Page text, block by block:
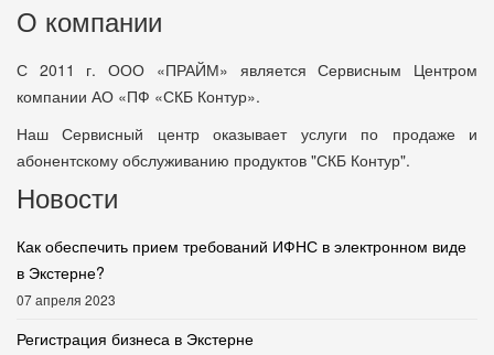
О компании
С 2011 г. ООО «ПРАЙМ» является Сервисным Центром
компании АО «ПФ «СКБ Контур».
Наш Сервисный центр оказывает услуги по продаже и
абонентскому обслуживанию продуктов "СКБ Контур".
Новости
Как обеспечить прием требований ИФНС в электронном виде
в Экстерне?
07 апреля 2023
Регистрация бизнеса в Экстерне